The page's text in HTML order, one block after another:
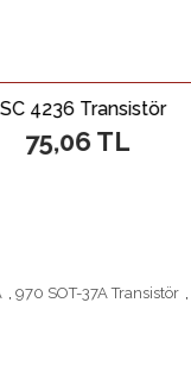
970 SOT-37A Transistör